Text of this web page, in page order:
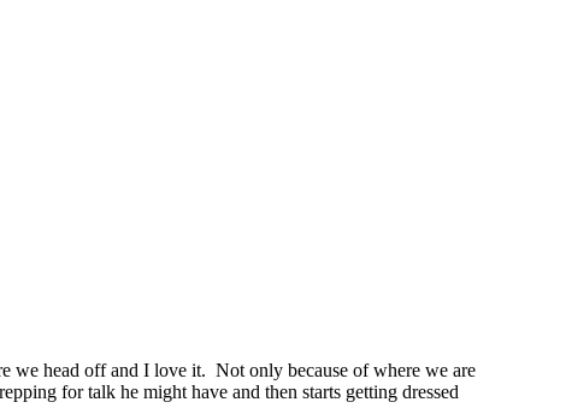
we head off and I love it. Not only because of where we are
for talk he might have and then starts getting dressed